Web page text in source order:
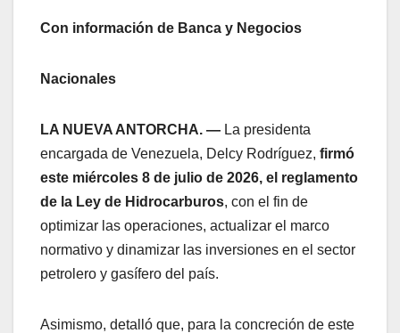
Con información de Banca y Negocios
Nacionales
LA NUEVA ANTORCHA. — La presidenta
encargada de Venezuela, Delcy Rodríguez, firmó
este miércoles 8 de julio de 2026, el reglamento
de la Ley de Hidrocarburos, con el fin de
optimizar las operaciones, actualizar el marco
normativo y dinamizar las inversiones en el sector
petrolero y gasífero del país.
Asimismo, detalló que, para la concreción de este